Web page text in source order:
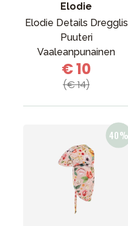
Elodie
Elodie Details Dregglis
Puuteri
Vaaleanpunainen
€ 10
(€ 14)